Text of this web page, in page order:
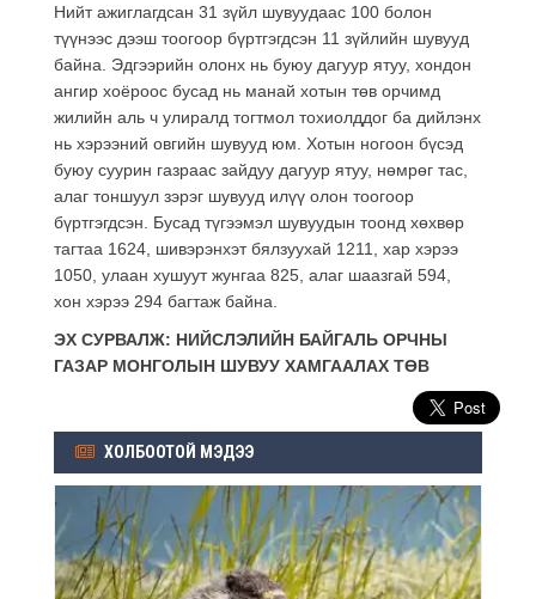
Нийт ажиглагдсан 31 зүйл шувуудаас 100 болон
түүнээс дээш тоогоор бүртгэгдсэн 11 зүйлийн шувууд
байна. Эдгээрийн олонх нь буюу дагуур ятуу, хондон
ангир хоёроос бусад нь манай хотын төв орчимд
жилийн аль ч улиралд тогтмол тохиолддог ба дийлэнх
нь хэрээний овгийн шувууд юм. Хотын ногоон бүсэд
буюу суурин газраас зайдуу дагуур ятуу, нөмрөг тас,
алаг тоншуул зэрэг шувууд илүү олон тоогоор
бүртгэгдсэн. Бусад түгээмэл шувуудын тоонд хөхвөр
тагтаа 1624, шивэрэнхэт бялзуухай 1211, хар хэрээ
1050, улаан хушуут жунгаа 825, алаг шаазгай 594,
хон хэрээ 294 багтаж байна.
ЭХ СУРВАЛЖ: НИЙСЛЭЛИЙН БАЙГАЛЬ ОРЧНЫ
ГАЗАР МОНГОЛЫН ШУВУУ ХАМГААЛАХ ТӨВ
ХОЛБООТОЙ МЭДЭЭ